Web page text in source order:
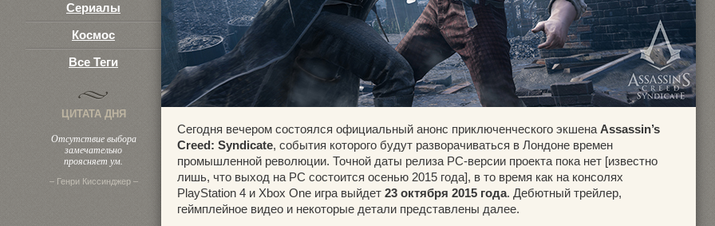
Сериалы
Космос
Все Теги
ЦИТАТА ДНЯ
Отсутствие выбора
замечательно
проясняет ум.
– Генри Киссинджер –
Сегодня вечером состоялся официальный анонс приключенческого экшена Assassin’s
Creed: Syndicate, события которого будут разворачиваться в Лондоне времен
промышленной революции. Точной даты релиза PC-версии проекта пока нет [известно
лишь, что выход на PC состоится осенью 2015 года], в то время как на консолях
PlayStation 4 и Xbox One игра выйдет 23 октября 2015 года. Дебютный трейлер,
геймплейное видео и некоторые детали представлены далее.